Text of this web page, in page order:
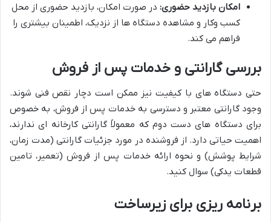
امکان بازدید حضوری: در صورت امکان، بازدید حضوری از محل
کسب وکار و مشاهده دستگاه ها از نزدیک، اطمینان بیشتری را
فراهم می کند.
بررسی گارانتی و خدمات پس از فروش
حتی دستگاه های با کیفیت نیز ممکن است دچار نقص فنی شوند.
وجود گارانتی معتبر و دسترسی به خدمات پس از فروش، به خصوص
برای دستگاه های دست دوم که معمولاً گارانتی کارخانه ای ندارند،
اهمیت حیاتی دارد. از فروشنده در مورد جزئیات گارانتی (مدت زمان،
شرایط پوشش) و نحوه ارائه خدمات پس از فروش (تعمیر، تامین
قطعات یدکی) سوال کنید.
برنامه ریزی برای زیرساخت